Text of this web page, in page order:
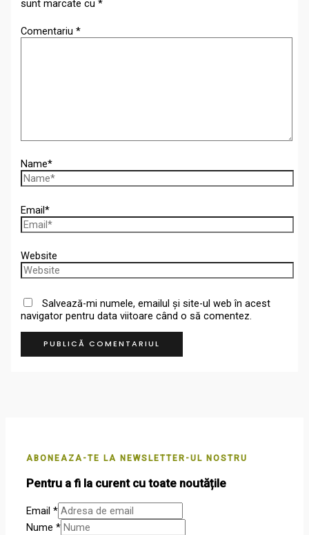
sunt marcate cu*
Comentariu*
Name*
Email*
Website
Salvează-mi numele, emailul și site-ul web în acest
navigator pentru data viitoare când o să comentez.
ABONEAZA-TE LA NEWSLETTER-UL NOSTRU
Pentru a fi la curent cu toate noutățile
Nume *
Email *